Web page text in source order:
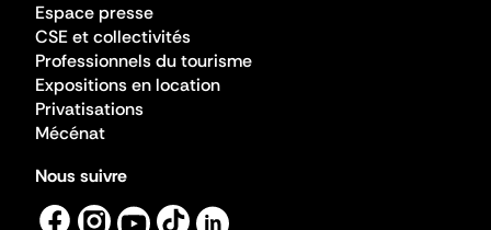
Espace presse
CSE et collectivités
Professionnels du tourisme
Expositions en location
Privatisations
Mécénat
Nous suivre